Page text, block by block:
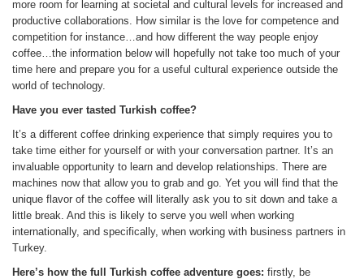
more room for learning at societal and cultural levels for increased and
productive collaborations. How similar is the love for competence and
competition for instance…and how different the way people enjoy
coffee…the information below will hopefully not take too much of your
time here and prepare you for a useful cultural experience outside the
world of technology.
Have you ever tasted Turkish coffee?
It’s a different coffee drinking experience that simply requires you to
take time either for yourself or with your conversation partner. It’s an
invaluable opportunity to learn and develop relationships. There are
machines now that allow you to grab and go. Yet you will find that the
unique flavor of the coffee will literally ask you to sit down and take a
little break. And this is likely to serve you well when working
internationally, and specifically, when working with business partners in
Turkey.
Here’s how the full Turkish coffee adventure goes: firstly, be